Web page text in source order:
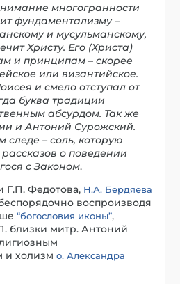
многогранности
фундаментализму –
и мусульманскому,
Христу. Его (Христа)
и принципам – скорее
или византийское.
и смело отступал от
буква традиции
абсурдом. Так же
и Антоний Сурожский.
следе – соль, которую
о поведении
с Законом.
Г.П. Федотова, Н.А. Бердяева
воспроизводя
“богословия иконы”,
близки митр. Антоний
и холизмо. Александра